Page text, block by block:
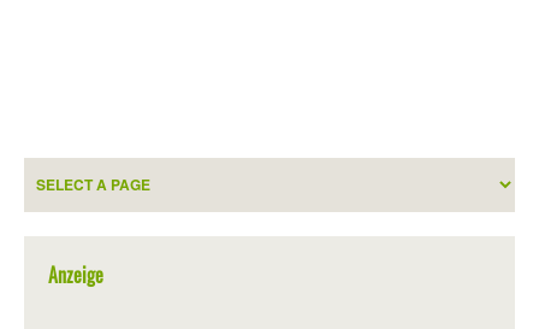
Anzeige